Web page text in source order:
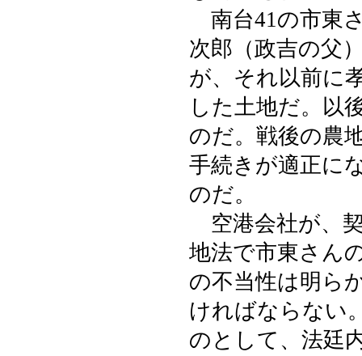
南台41の市東
次郎（政吉の父
が、それ以前に
した土地だ。以
のだ。戦後の農
手続きが適正に
のだ。
空港会社が、
地法で市東さん
の不当性は明ら
ければならない
のとして、法廷